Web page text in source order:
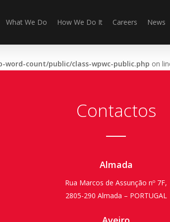
What We Do How We Do It Careers News
count/public/class-wpwc-public.php on
Contactos
Almada
Rua Marcos de Assunção nº 7F,
2805-290 Almada – PORTUGAL